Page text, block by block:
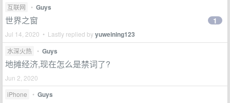
互联网 • Guys
世界之窗
Jul 14, 2020 • Lastly replied byyuweining123
1
水深火热 • Guys
地摊经济,现在怎么是禁词了?
Jun 2, 2020
iPhone
• Guys